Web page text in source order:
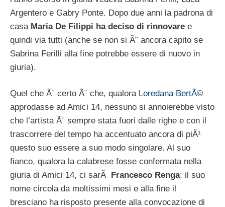
Argentero e Gabry Ponte. Dopo due anni la padrona di
casa Maria De Filippi ha deciso di rinnovare e
quindi via tutti (anche se non si Ã¨ ancora capito se
Sabrina Ferilli alla fine potrebbe essere di nuovo in
giuria).
Quel che Ã¨ certo Ã¨ che, qualora Loredana BertÃ©
approdasse ad Amici 14, nessuno si annoierebbe visto
che l’artista Ã¨ sempre stata fuori dalle righe e con il
trascorrere del tempo ha accentuato ancora di piÃ¹
questo suo essere a suo modo singolare. Al suo
fianco, qualora la calabrese fosse confermata nella
giuria di Amici 14, ci sarÃ Francesco Renga: il suo
nome circola da moltissimi mesi e alla fine il
bresciano ha risposto presente alla convocazione di